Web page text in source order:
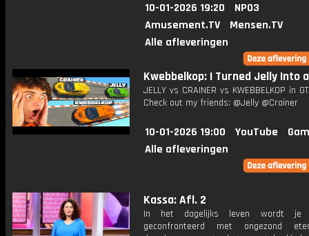
10-01-2026 19:20
NPO3
Amusement.TV
Mensen.TV
Alle afleveringen
Kwebbelkop: I Turned Jelly Into
JELLY vs CRAINER vs KWEBBELKOP in
Check out my friends: @Jelly @Crainer
10-01-2026 19:00 YouTube
Alle afleveringen
Kassa: Afl. 2
In het dagelijks leven wordt je
geconfronteerd met ongezond